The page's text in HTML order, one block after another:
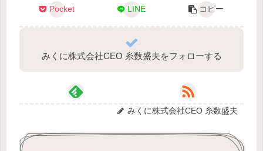
Pocket LINE コピー
みくに株式会社CEO 糸数盛夫をフォローする
みくに株式会社CEO 糸数盛夫